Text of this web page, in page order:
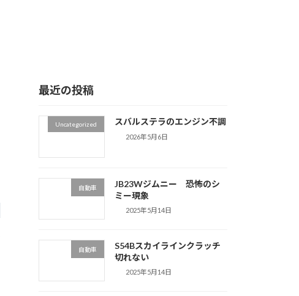
最近の投稿
Uncategorized スバルステラのエンジン不調
2026年5月6日
自動車
JB23Wジムニー 恐怖のシ
ミー現象
2025年5月14日
自動車
S54Bスカイラインクラッチ
切れない
2025年5月14日